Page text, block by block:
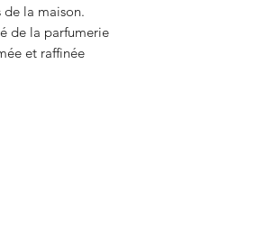
de la maison.
de la parfumerie
et raffinée